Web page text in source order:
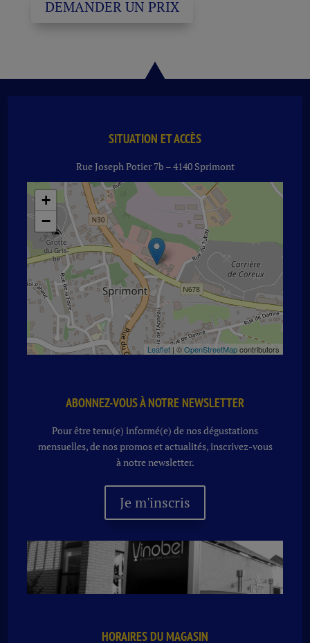
DEMANDER UN PRIX
SITUATION ET ACCÈS
Rue Joseph Potier 7b – 4140 Sprimont
+
−
Leaflet| ©OpenStreetMapcontributors
ABONNEZ-VOUS À NOTRE NEWSLETTER
Pour être tenu(e) informé(e) de nos dégustations
mensuelles, de nos promos et actualités, inscrivez-vous
à notre newsletter.
Je m'inscris
HORAIRES DU MAGASIN